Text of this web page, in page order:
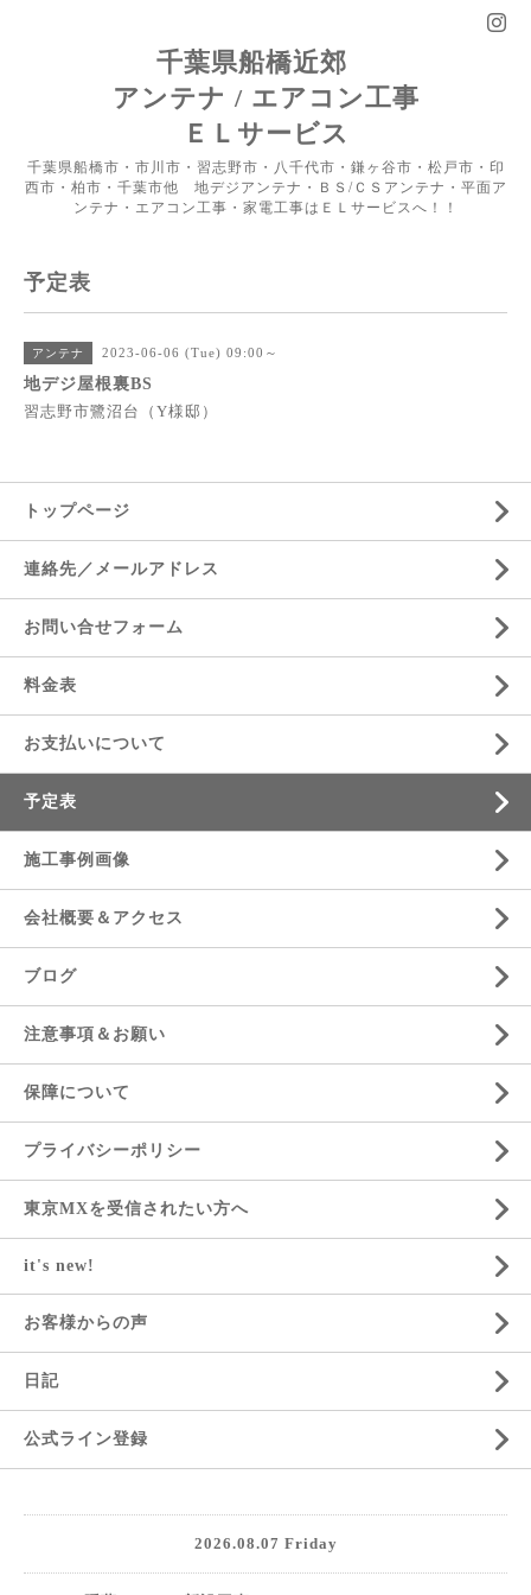
千葉県船橋近郊
アンテナ / エアコン工事
ＥＬサービス
千葉県船橋市・市川市・習志野市・八千代市・鎌ヶ谷市・松戸市・印
西市・柏市・千葉市他 地デジアンテナ・ＢＳ/ＣＳアンテナ・平面ア
ンテナ・エアコン工事・家電工事はＥＬサービスへ！！
予定表
アンテナ 2023-06-06 (Tue) 09:00～
地デジ屋根裏BS
習志野市鷺沼台（Y様邸）
トップページ
連絡先／メールアドレス
お問い合せフォーム
料金表
お支払いについて
予定表
施工事例画像
会社概要＆アクセス
ブログ
注意事項＆お願い
保障について
プライバシーポリシー
東京MXを受信されたい方へ
it's new!
お客様からの声
日記
公式ライン登録
2026.08.07 Friday